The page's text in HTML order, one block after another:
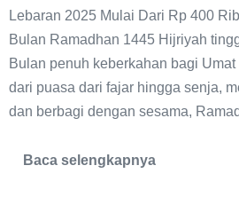
Lebaran 2025 Mulai Dari Rp 400
Bulan Ramadhan 1445 Hijriyah
Bulan penuh keberkahan bagi
dari puasa dari fajar hingga senja,
dan berbagi dengan sesama,
Baca selengkapnya
Rental